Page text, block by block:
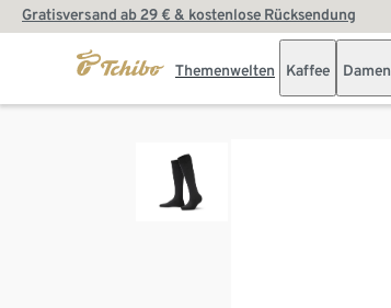
Gratisversand ab 29 € & kostenlose Rücksendung
Themenwelten Kaffee Damen